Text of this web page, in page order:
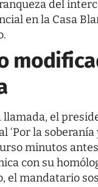
del
en la Casa
llamada, el
‘Por la soberanía
minutos
con su
el mandatario